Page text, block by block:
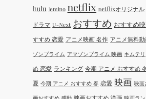
hulu lemino netflix netflixオリジナル
ドラマ U-Next おすすめ おすすめ
すすめ 恋愛 アニメ映画 名作 アニメ無料
ゾンプライム アマゾンプライム 映画 キムテリ
め 恋愛 ランキング 今期 アニメ おすすめ
夏 今期 アニメ おすすめ 春 恋愛 映画 映画